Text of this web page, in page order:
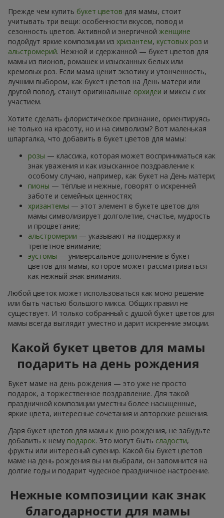
Прежде чем купить букет цветов для мамы, стоит
учитывать три вещи: особенности вкусов, повод и
сезонность цветов. Активной и энергичной женщине
подойдут яркие композиции из хризантем, кустовых роз и
альстромерий. Нежной и сдержанной — букет цветов для
мамы из пионов, ромашек и изысканных белых или
кремовых роз. Если мама ценит экзотику и утонченность,
лучшим выбором, как букет цветов на День матери или
другой повод, станут оригинальные орхидеи и миксы с их
участием.
Хотите сделать флористическое признание, ориентируясь
не только на красоту, но и на символизм? Вот маленькая
шпаргалка, что добавить в букет цветов для мамы:
розы — классика, которая может восприниматься как
знак уважения и как изысканное поздравление к
особому случаю, например, как букет на День матери;
пионы — тёплые и нежные, говорят о искренней
заботе и семейных ценностях;
хризантемы — этот элемент в букете цветов для
мамы символизирует долголетие, счастье, мудрость
и процветание;
альстромерии — указывают на поддержку и
трепетное внимание;
эустомы — универсальное дополнение в букет
цветов для мамы, которое может рассматриваться
как нежный знак внимания.
Любой цветок может использоваться как моно решение
или быть частью большого микса. Общих правил не
существует. И только собранный с душой букет цветов для
мамы всегда выглядит уместно и дарит искренние эмоции.
Какой букет цветов для мамы
подарить на день рождения
Букет маме на день рождения — это уже не просто
подарок, а торжественное поздравление. Для такой
праздничной композиции уместны более насыщенные,
яркие цвета, интересные сочетания и авторские решения.
Даря букет цветов для мамы к дню рождения, не забудьте
добавить к нему подарок. Это могут быть сладости,
фрукты или интересный сувенир. Какой бы букет цветов
маме на день рождения вы ни выбрали, он запомнится на
долгие годы и подарит чудесное праздничное настроение.
Нежные композиции как знак
благодарности для мамы